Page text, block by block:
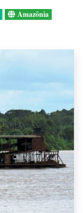
Amazônia